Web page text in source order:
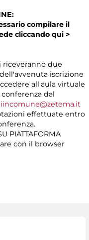
compilare il
cliccando qui >
riceveranno due
iscrizione
all'aula virtuale
dal
effettuate entro
PIATTAFORMA
con il browser